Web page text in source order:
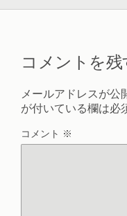
コメントを残
メールアドレスが公
が付いている欄は必
コメント ※